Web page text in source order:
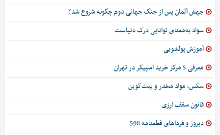
جهش آلمان پس از جنگ جهانی دوم چگونه شروع شد؟
سواد به‌معنای توانایی درک دنیاست
آموزش پولشویی
معرفی 5 مرکز خرید اسپیکر در تهران
سکس، مواد مخدر و بیت‌کوین
قانون سقف ارزی
دیروز و فرداهای قطعنامه 598